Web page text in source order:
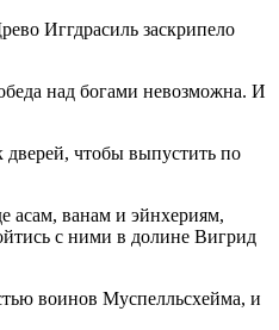
Иггдрасиль заскрипело
над богами невозможна. И
дверей, чтобы выпустить по
асам, ванам и эйнхериям,
с ними в долине Вигрид
воинов Муспелльсхейма, и